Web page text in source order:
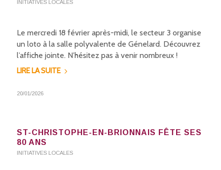
INITIATIVES LOCALES
Le mercredi 18 février après-midi, le secteur 3 organise
un loto à la salle polyvalente de Génelard. Découvrez
l’affiche jointe. N’hésitez pas à venir nombreux !
LIRE LA SUITE
20/01/2026
ST-CHRISTOPHE-EN-BRIONNAIS FÊTE SES
80 ANS
INITIATIVES LOCALES